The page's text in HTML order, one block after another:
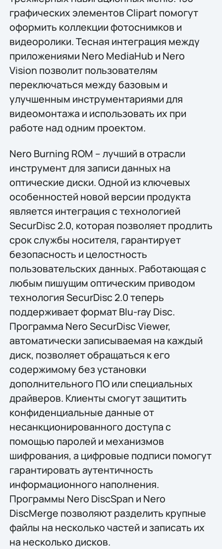
графических элементов Clipart помогут
оформить коллекции фотоснимков и
видеоролики. Тесная интеграция между
приложениями Nero MediaHub и Nero
Vision позволит пользователям
переключаться между базовым и
улучшенным инструментариями для
видеомонтажа и использовать их при
работе над одним проектом.
Nero Burning ROM – лучший в отрасли
инструмент для записи данных на
оптические диски. Одной из ключевых
особенностей новой версии продукта
является интеграция с технологией
SecurDisc 2.0, которая позволяет продлить
срок службы носителя, гарантирует
безопасность и целостность
пользовательских данных. Работающая с
любым пишущим оптическим приводом
технология SecurDisc 2.0 теперь
поддерживает формат Blu-ray Disc.
Программа Nero SecurDisc Viewer,
автоматически записываемая на каждый
диск, позволяет обращаться к его
содержимому без установки
дополнительного ПО или специальных
драйверов. Клиенты смогут защитить
конфиденциальные данные от
несанкционированного доступа с
помощью паролей и механизмов
шифрования, а цифровые подписи помогут
гарантировать аутентичность
информационного наполнения.
Программы Nero DiscSpan и Nero
DiscMerge позволяют разделить крупные
файлы на несколько частей и записать их
на несколько дисков.